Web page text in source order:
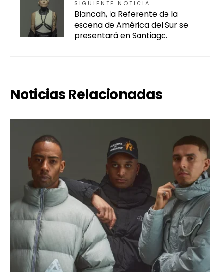
SIGUIENTE NOTICIA
Blancah, la Referente de la
escena de América del Sur se
presentará en Santiago.
Noticias Relacionadas